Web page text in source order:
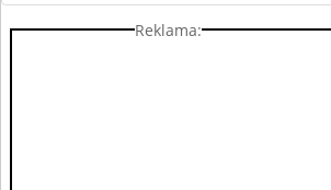
Reklama: